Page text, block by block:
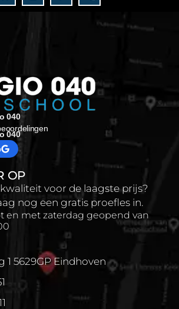
040
040
OP
voor de laagste prijs?
nog een gratis proefles in.
en met zaterdag geopend van
1 5629GP Eindhoven